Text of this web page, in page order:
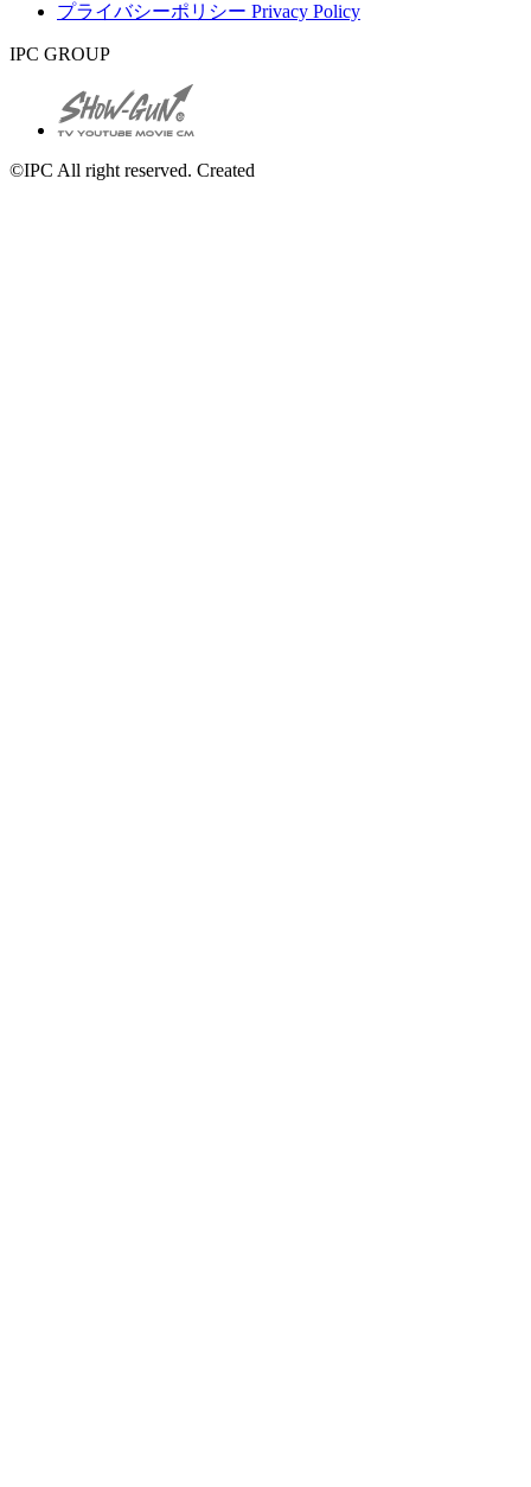
プライバシーポリシー Privacy Policy
IPC GROUP
©IPC All right reserved. Created